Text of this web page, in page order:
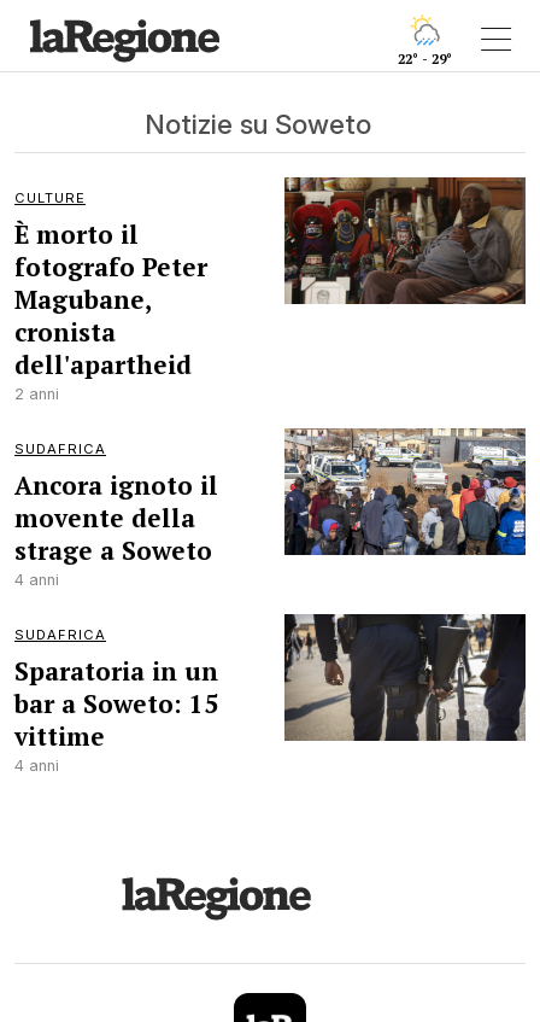
22° - 29°
Notizie su Soweto
CULTURE
È morto il
fotografo Peter
Magubane,
cronista
dell'apartheid
2 anni
SUDAFRICA
Ancora ignoto il
movente della
strage a Soweto
4 anni
SUDAFRICA
Sparatoria in un
bar a Soweto: 15
vittime
4 anni